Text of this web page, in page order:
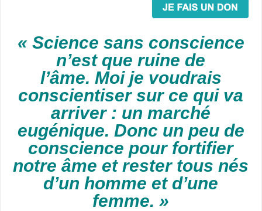
« Science sans conscience
n’est que ruine de
l’âme. Moi je voudrais
conscientiser sur ce qui va
arriver : un marché
eugénique. Donc un peu de
conscience pour fortifier
notre âme et rester tous nés
d’un homme et d’une
femme. »